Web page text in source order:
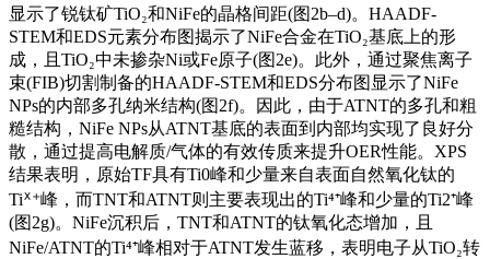
显示了锐钛矿TiO₂和NiFe的晶格间距(图2b–d)。HAADF-
STEM和EDS元素分布图揭示了NiFe合金在TiO₂基底上的形
成，且TiO₂中未掺杂Ni或Fe原子(图2e)。此外，通过聚焦离子
束(FIB)切割制备的HAADF-STEM和EDS分布图显示了NiFe
NPs的内部多孔纳米结构(图2f)。因此，由于ATNT的多孔和粗
糙结构，NiFe NPs从ATNT基底的表面到内部均实现了良好分
散，通过提高电解质/气体的有效传质来提升OER性能。XPS
结果表明，原始TF具有Ti0峰和少量来自表面自然氧化钛的
Tiᕽ⁺峰，而TNT和ATNT则主要表现出的Ti⁴⁺峰和少量的Ti2⁺峰
(图2g)。NiFe沉积后，TNT和ATNT的钛氧化态增加，且
NiFe/ATNT的Ti⁴⁺峰相对于ATNT发生蓝移，表明电子从TiO₂转